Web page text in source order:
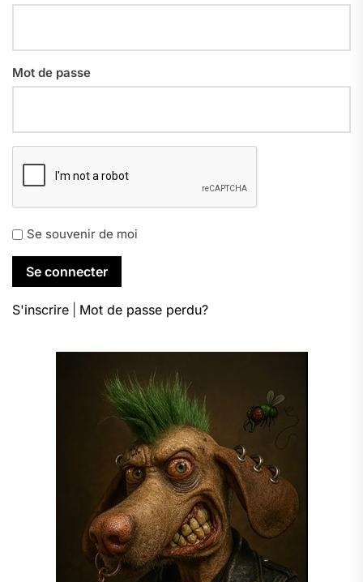
Mot de passe
Se souvenir de moi
S'inscrire Mot de passe perdu?